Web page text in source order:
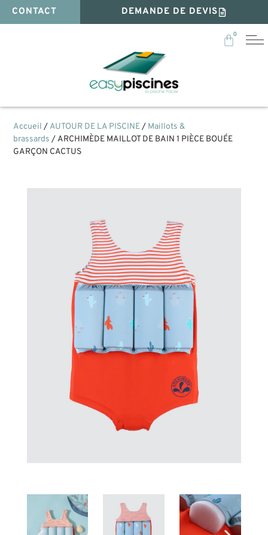
CONTACT DEMANDE DE DEVIS
0
Accueil / AUTOUR DE LA PISCINE/ Maillots &
brassards / ARCHIMÈDE MAILLOT DE BAIN 1 PIÈCE BOUÉE
GARÇON CACTUS